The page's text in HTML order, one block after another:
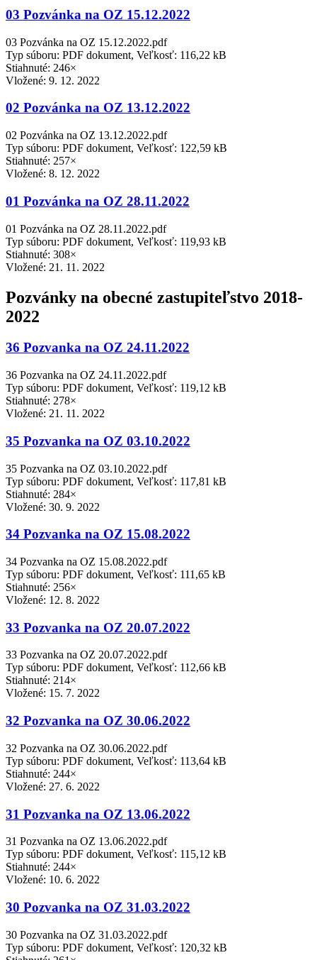
03 Pozvánka na OZ 15.12.2022
03 Pozvánka na OZ 15.12.2022.pdf
Typ súboru: PDF dokument, Veľkosť: 116,22 kB
Stiahnuté: 246×
Vložené: 9. 12. 2022
02 Pozvánka na OZ 13.12.2022
02 Pozvánka na OZ 13.12.2022.pdf
Typ súboru: PDF dokument, Veľkosť: 122,59 kB
Stiahnuté: 257×
Vložené: 8. 12. 2022
01 Pozvánka na OZ 28.11.2022
01 Pozvánka na OZ 28.11.2022.pdf
Typ súboru: PDF dokument, Veľkosť: 119,93 kB
Stiahnuté: 308×
Vložené: 21. 11. 2022
Pozvánky na obecné zastupiteľstvo 2018-
2022
36 Pozvanka na OZ 24.11.2022
36 Pozvanka na OZ 24.11.2022.pdf
Typ súboru: PDF dokument, Veľkosť: 119,12 kB
Stiahnuté: 278×
Vložené: 21. 11. 2022
35 Pozvanka na OZ 03.10.2022
35 Pozvanka na OZ 03.10.2022.pdf
Typ súboru: PDF dokument, Veľkosť: 117,81 kB
Stiahnuté: 284×
Vložené: 30. 9. 2022
34 Pozvanka na OZ 15.08.2022
34 Pozvanka na OZ 15.08.2022.pdf
Typ súboru: PDF dokument, Veľkosť: 111,65 kB
Stiahnuté: 256×
Vložené: 12. 8. 2022
33 Pozvanka na OZ 20.07.2022
33 Pozvanka na OZ 20.07.2022.pdf
Typ súboru: PDF dokument, Veľkosť: 112,66 kB
Stiahnuté: 214×
Vložené: 15. 7. 2022
32 Pozvanka na OZ 30.06.2022
32 Pozvanka na OZ 30.06.2022.pdf
Typ súboru: PDF dokument, Veľkosť: 113,64 kB
Stiahnuté: 244×
Vložené: 27. 6. 2022
31 Pozvanka na OZ 13.06.2022
31 Pozvanka na OZ 13.06.2022.pdf
Typ súboru: PDF dokument, Veľkosť: 115,12 kB
Stiahnuté: 244×
Vložené: 10. 6. 2022
30 Pozvanka na OZ 31.03.2022
30 Pozvanka na OZ 31.03.2022.pdf
Typ súboru: PDF dokument, Veľkosť: 120,32 kB